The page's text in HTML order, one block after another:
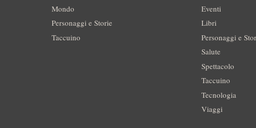
Mondo
Personaggi e Storie
Taccuino
Eventi
Libri
Personaggi e
Salute
Spettacolo
Taccuino
Tecnologia
Viaggi